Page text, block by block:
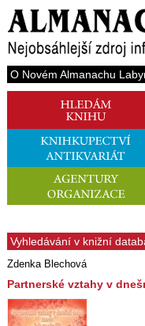
O Novém Almanachu
Vyhledávání v knižní
Zdenka Blechová
Partnerské vztahy v